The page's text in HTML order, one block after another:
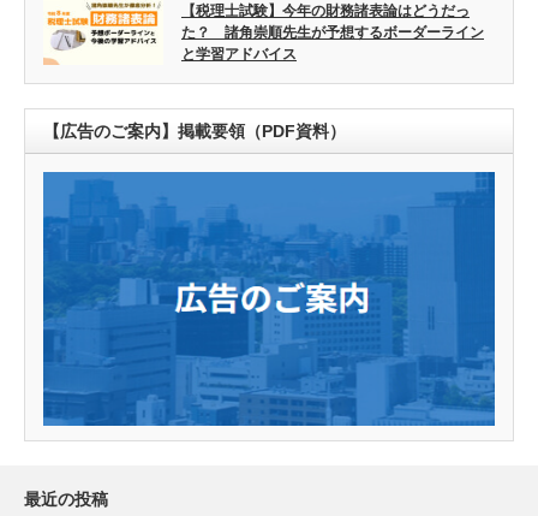
【税理士試験】今年の財務諸表論はどうだっ
た？ 諸角崇順先生が予想するボーダーライン
と学習アドバイス
【広告のご案内】掲載要領（PDF資料）
最近の投稿